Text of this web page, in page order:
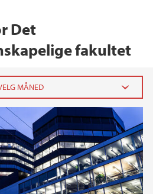
Det
fakultet
2026
juni (4)
mai (4)
april (5)
mars (4)